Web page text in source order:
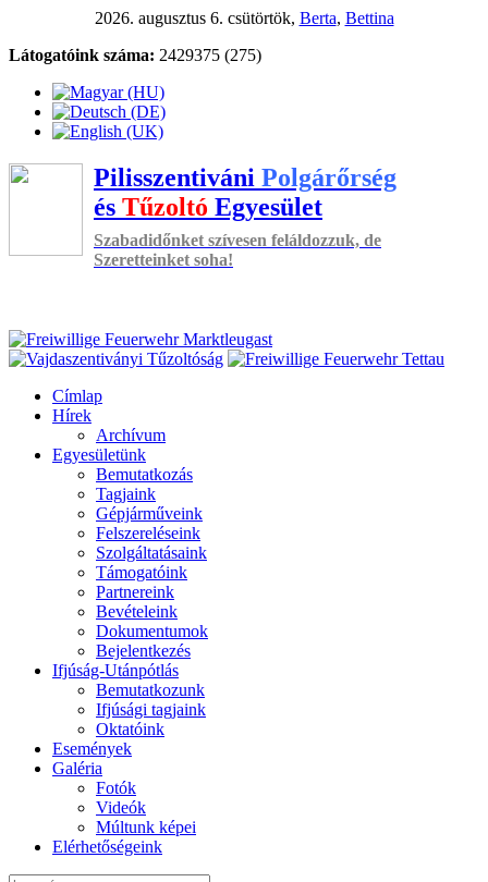
2026. augusztus 6. csütörtök, Berta, Bettina
Látogatóink száma: 2429375 (275)
Pilisszentiváni Polgárőrség
és Tűzoltó Egyesület
Szabadidőnket szívesen feláldozzuk, de
Szeretteinket soha!
Címlap
Hírek
Archívum
Egyesületünk
Bemutatkozás
Tagjaink
Gépjárműveink
Felszereléseink
Szolgáltatásaink
Támogatóink
Partnereink
Bevételeink
Dokumentumok
Bejelentkezés
Ifjúság-Utánpótlás
Bemutatkozunk
Ifjúsági tagjaink
Oktatóink
Események
Galéria
Fotók
Videók
Múltunk képei
Elérhetőségeink